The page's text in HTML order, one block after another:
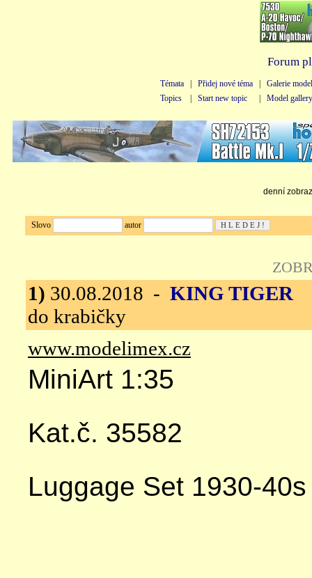
Forum
Témata Přidej nové téma
Galerie
Topics
Start new topic Model gallery
denní
Slovo autor
1) 30.08.2018 - KING TIGER
do krabičky
www.modelimex.cz
MiniArt 1:35
Kat.č. 35582
Luggage Set 1930-40s